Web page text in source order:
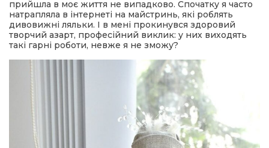
прийшла в моє життя не випадково. Спочатку я часто
натрапляла в інтернеті на майстринь, які роблять
дивовижні ляльки. І в мені прокинувся здоровий
творчий азарт, професійний виклик: у них виходять
такі гарні роботи, невже я не зможу?